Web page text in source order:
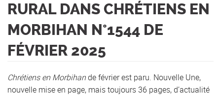
RURAL DANS CHRÉTIENS EN
MORBIHAN N°1544 DE
FÉVRIER 2025
Chrétiens en Morbihande février est paru. Nouvelle Une,
nouvelle mise en page, mais toujours 36 pages, d’actualité